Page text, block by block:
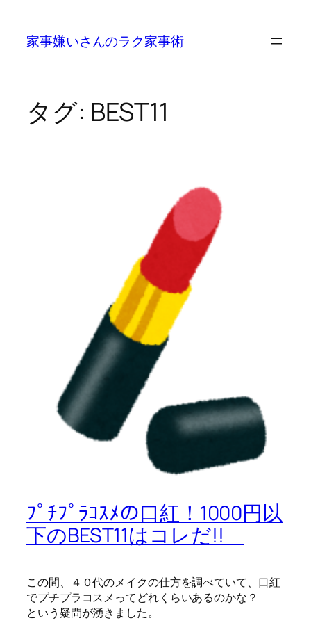
家事嫌いさんのラク家事術
タグ: BEST11
ﾌﾟﾁﾌﾟﾗｺｽﾒの口紅！1000円以
下のBEST11はコレだ!!
この間、４０代のメイクの仕方を調べていて、口紅
でプチプラコスメってどれくらいあるのかな？
という疑問が湧きました。